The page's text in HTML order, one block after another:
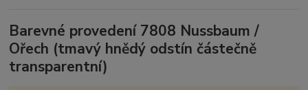
před UV-zářením a vlivy
povětrnosti)
Barevné provedení 7808 Nussbaum /
Ořech (tmavý hnědý odstín částečně
transparentní)